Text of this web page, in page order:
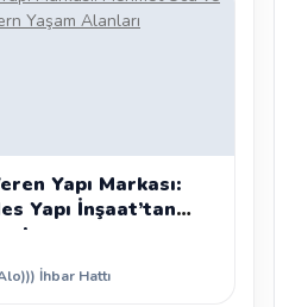
Yapı Markası:
Yapı İnşaat’tan
İhbar Hattı